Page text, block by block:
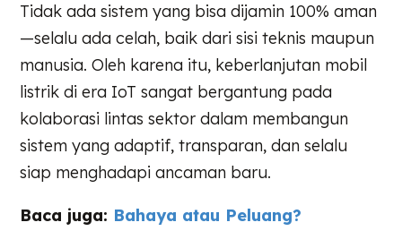
Tidak ada sistem yang bisa dijamin 100% aman
—selalu ada celah, baik dari sisi teknis maupun
manusia. Oleh karena itu, keberlanjutan mobil
listrik di era IoT sangat bergantung pada
kolaborasi lintas sektor dalam membangun
sistem yang adaptif, transparan, dan selalu
siap menghadapi ancaman baru.
Baca juga: Bahaya atau Peluang?